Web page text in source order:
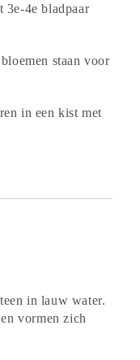
3e-4e bladpaar
staan voor
in een kist met
in lauw water.
vormen zich